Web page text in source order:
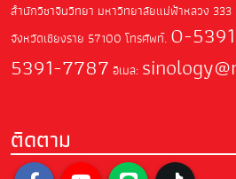
สำนักวิชาจีนวิทยา มหาวิทยาลัยแม่ฟ้าหลวง 333
จังหวัดเชียงราย 57100 โทรศัพท์. 0-
5391-7787 อีเมล:
ติดตาม